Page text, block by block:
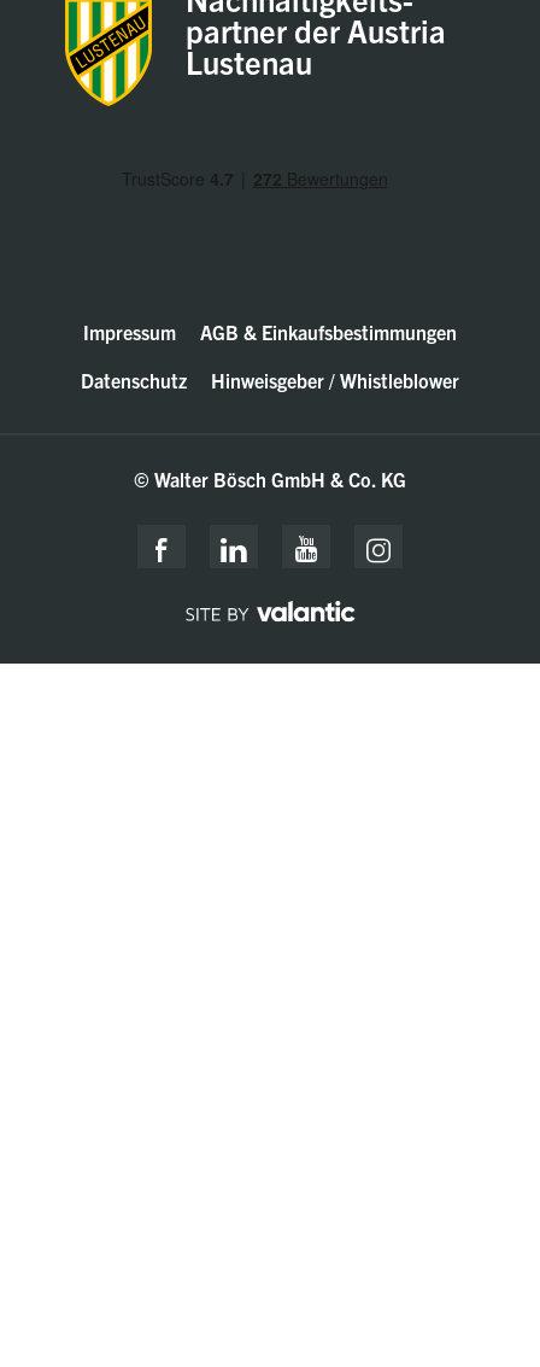
partner der Austria
Lustenau
Impressum
AGB & Einkaufsbestimmungen
Datenschutz
Hinweisgeber / Whistleblower
© Walter Bösch GmbH & Co. KG